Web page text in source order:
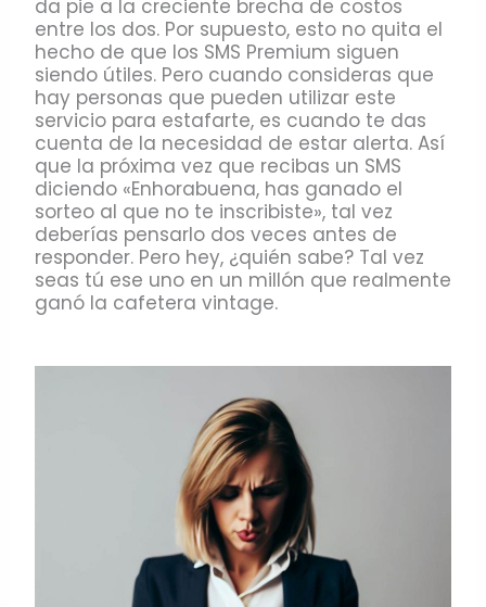
da pie a la creciente brecha de costos
entre los dos. Por supuesto, esto no quita el
hecho de que los SMS Premium siguen
siendo útiles. Pero cuando consideras que
hay personas que pueden utilizar este
servicio para estafarte, es cuando te das
cuenta de la necesidad de estar alerta. Así
que la próxima vez que recibas un SMS
diciendo «Enhorabuena, has ganado el
sorteo al que no te inscribiste», tal vez
deberías pensarlo dos veces antes de
responder. Pero hey, ¿quién sabe? Tal vez
seas tú ese uno en un millón que realmente
ganó la cafetera vintage.